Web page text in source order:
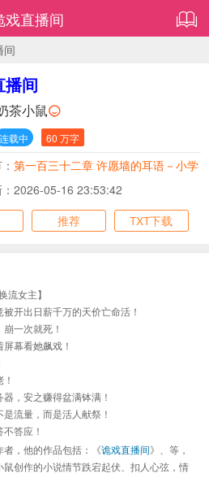
戏直播间
间
播间
茶小鼠
连载中 60 万字
第一百三十二章 许愿墙的耳语－小学
2026-05-16 23:53:42
推荐 TXT下载
流女主】
开出日薪千万的天价亡命活！
一次就死！
幕看她飙戏！
，安之赚得盆满钵满！
流量，而是活人献祭！
答应！
，他的作品包括：《诡戏直播间》、等，
创作的小说情节跌宕起伏、扣人心弦，情